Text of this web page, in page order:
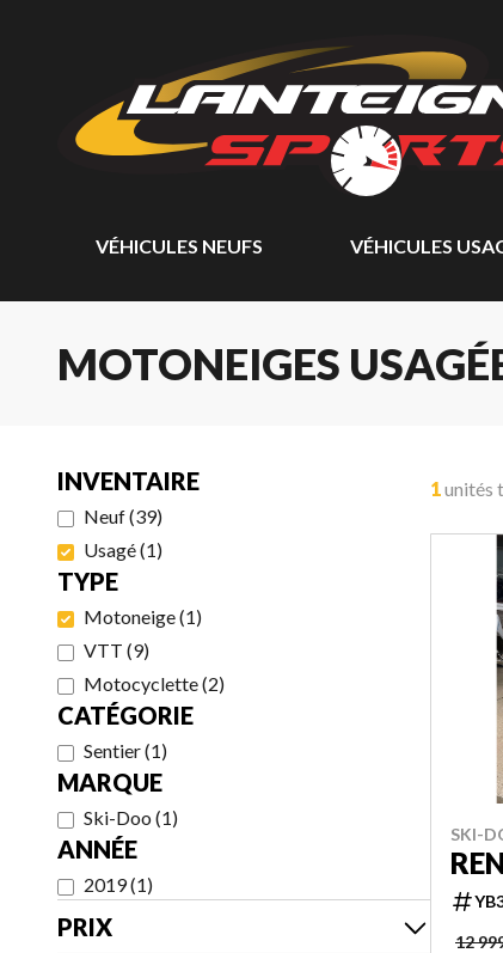
VÉHICULES NEUFS VÉHICULES
MOTONEIGES
INVENTAIRE
Neuf(39)
Usagé(1)
TYPE
Motoneige(1)
VTT (9)
Motocyclette(2)
CATÉGORIE
Sentier(1)
MARQUE
Ski-Doo (1)
ANNÉE
2019(1)
PRIX
1unités
SKI-
12